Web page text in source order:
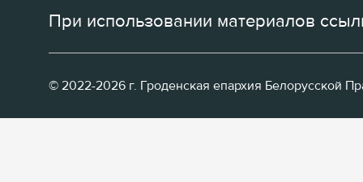
При использовании материалов
© 2022-2026 г. Гроденская епархия Белорусской